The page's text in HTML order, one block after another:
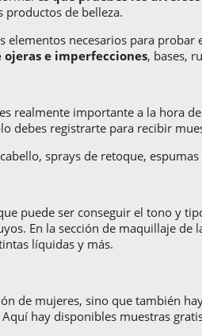
productos de belleza.
necesarios para probar
e imperfecciones, bases,
realmente importante a la hora
debes registrarte para recibir
sprays de retoque,
puede ser conseguir el tono y
En la sección de maquillaje
líquidas y más.
de mujeres, sino que también
hay disponibles muestras